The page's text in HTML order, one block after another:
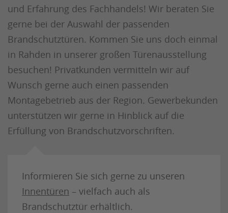
und Erfahrung des Fachhandels! Wir beraten Sie
gerne bei der Auswahl der passenden
Brandschutztüren. Kommen Sie uns doch einmal
in Rahden in unserer großen Türenausstellung
besuchen! Privatkunden vermitteln wir auf
Wunsch gerne auch einen passenden
Montagebetrieb aus der Region. Gewerbekunden
unterstützen wir gerne in Hinblick auf die
Erfüllung von Brandschutzvorschriften.
Informieren Sie sich gerne zu unseren
Innentüren – vielfach auch als
Brandschutztür erhältlich.